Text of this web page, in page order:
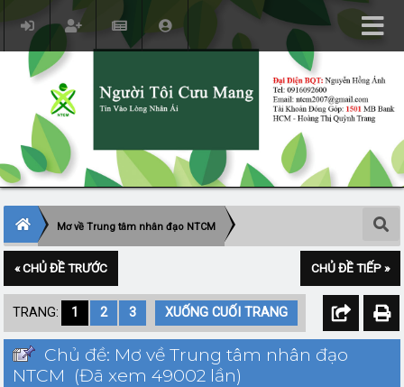
Mơ về Trung tâm nhân đạo NTCM
« CHỦ ĐỀ TRƯỚC CHỦ ĐỀ TIẾP »
TRANG: 1 2 3 XUỐNG CUỐI TRANG
Chủ đề: Mơ về Trung tâm nhân đạo
NTCM (Đã xem 49002 lần)